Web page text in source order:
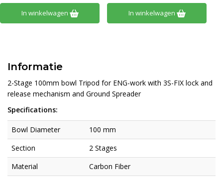
In winkelwagen In winkelwagen
Informatie
2-Stage 100mm bowl Tripod for ENG-work with 3S-FIX lock and
release mechanism and Ground Spreader
Specifications:
Bowl Diameter
100 mm
Section
2 Stages
Material
Carbon Fiber